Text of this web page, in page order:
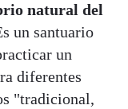
natural del
un santuario
un
diferentes
"tradicional,